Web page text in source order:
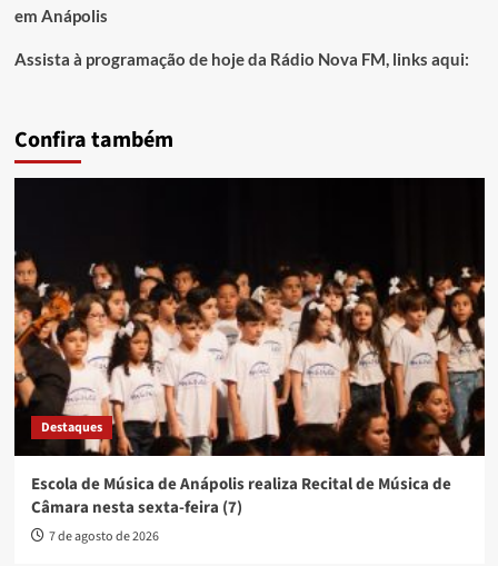
em Anápolis
Assista à programação de hoje da Rádio Nova FM, links aqui:
Confira também
Destaques
Escola de Música de Anápolis realiza Recital de Música de
Câmara nesta sexta-feira (7)
7 de agosto de 2026